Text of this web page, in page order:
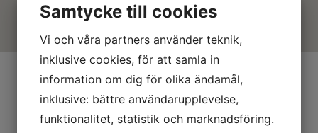
Relaterade produkter
Samtycke till cookies
Vi och våra partners använder teknik,
inklusive cookies, för att samla in
information om dig för olika ändamål,
inklusive: bättre användarupplevelse,
funktionalitet, statistik och marknadsföring.